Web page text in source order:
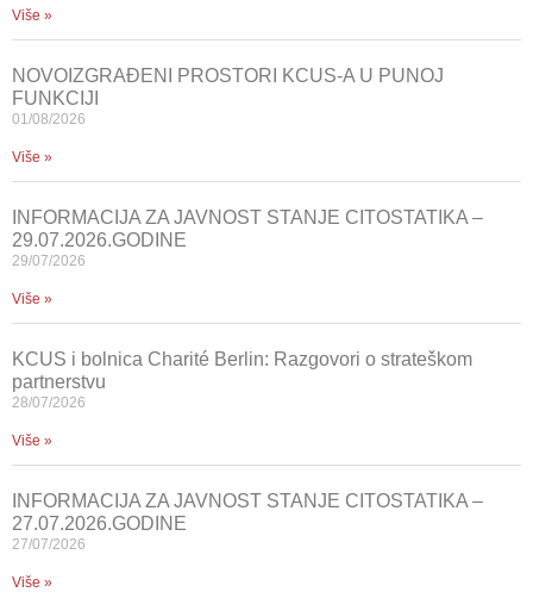
Više »
NOVOIZGRAĐENI PROSTORI KCUS-A U PUNOJ
FUNKCIJI
01/08/2026
Više »
INFORMACIJA ZA JAVNOST STANJE CITOSTATIKA –
29.07.2026.GODINE
29/07/2026
Više »
KCUS i bolnica Charité Berlin: Razgovori o strateškom
partnerstvu
28/07/2026
Više »
INFORMACIJA ZA JAVNOST STANJE CITOSTATIKA –
27.07.2026.GODINE
27/07/2026
Više »